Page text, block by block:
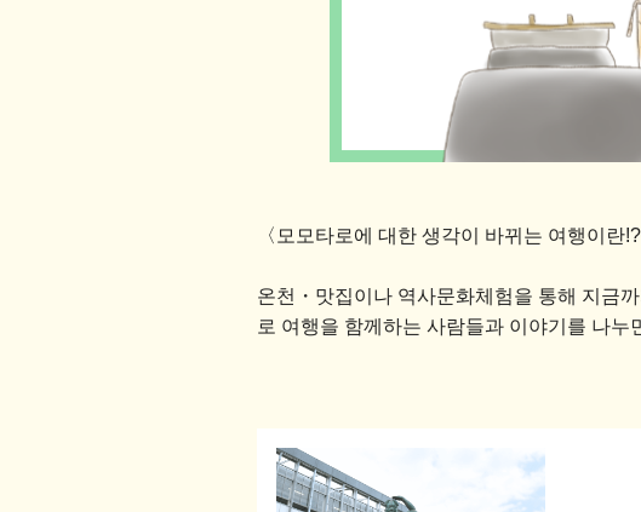
〈모모타로에 대한 생각이 바뀌는 여행이란
온천・맛집이나 역사문화체험을 통해 지금
로 여행을 함께하는 사람들과 이야기를 나